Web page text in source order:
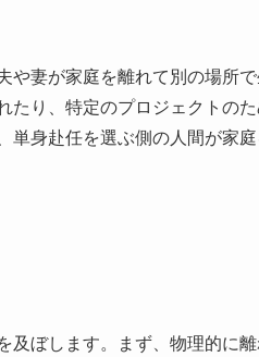
妻が家庭を離れて別の場所
たり、特定のプロジェクトの
単身赴任を選ぶ側の人間が家
及ぼします。まず、物理的に